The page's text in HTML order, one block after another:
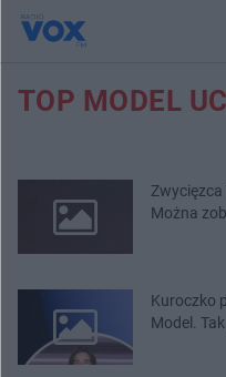
TOP MODEL
Zwycięzca
Można
Kuroczko
Model.